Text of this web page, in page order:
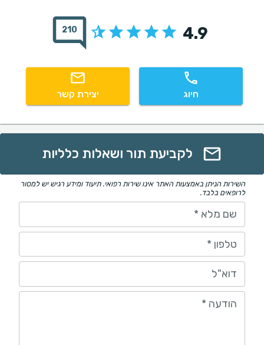
4.9
210
חיוג יצירת קשר
לקביעת תור ושאלות כלליות
השירות הניתן באמצעות האתר אינו שירות רפואי. תיעוד ומידע רגיש יש למסור
לרופאים בלבד.
שם מלא *
טלפון *
דוא"ל
הודעה *